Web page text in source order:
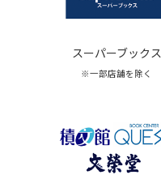
スーパーブックス
※一部店舗を除く